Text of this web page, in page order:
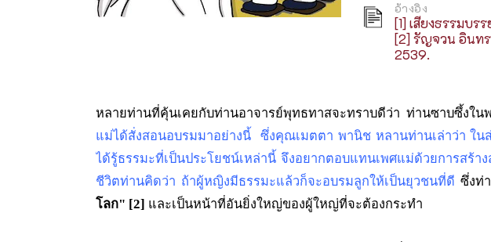
อ้างอิง
[1] เสียงธรรมบร
[2] รัญจวน อินทร
2539.
หลายท่านที่คุ้นเคยกับท่านอาจารย์พุทธทาสจะทราบดีว่า ท่านซาบซึ้งใ
แม่ได้สั่งสอนอบรมมาอย่างนี้ ซึ่งคุณเมตตา พานิช หลานท่านเล่าว่า ใน
ได้รู้ธรรมะที่เป็นประโยชน์เหล่านี้ จึงอยากตอบแทนเพศแม่ด้วยการสร้
ชีวิตท่านคิดว่า ถ้าผู้หญิงมีธรรมะแล้วก็จะอบรมลูกให้เป็นยุวชนที่ดี ซึ่งท่
โลก" [2] และเป็นหน้าที่อันยิ่งใหญ่ของผู้ใหญ่ที่จะต้องกระทำ